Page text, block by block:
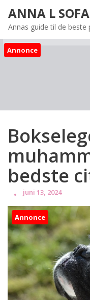
content
ANNA L
Annas guide til de beste
Annonce
bedste
juni 13, 2024
Annonce